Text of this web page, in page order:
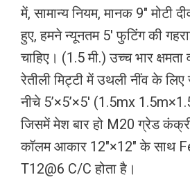
में, सामान्य नियम, मानक 9″ मोटी
हुए, हमने न्यूनतम 5′ फुटिंग की
चाहिए। (1.5 मी.) उच्च भार
रेतीली मिट्टी में उथली नींव के
नीचे 5’×5’×5′ (1.5mx
जिसमें मेश बार हो M20 ग्रेड
कॉलम आकार 12″×12″ के साथ
T12@6 C/C होता है।